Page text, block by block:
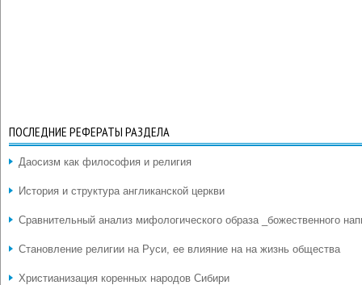
ПОСЛЕДНИЕ РЕФЕРАТЫ РАЗДЕЛА
Даосизм как философия и религия
История и структура англиканской церкви
Сравнительный анализ мифологического образа _божественного
Становление религии на Руси, ее влияние на на жизнь общества
Христианизация коренных народов Сибири